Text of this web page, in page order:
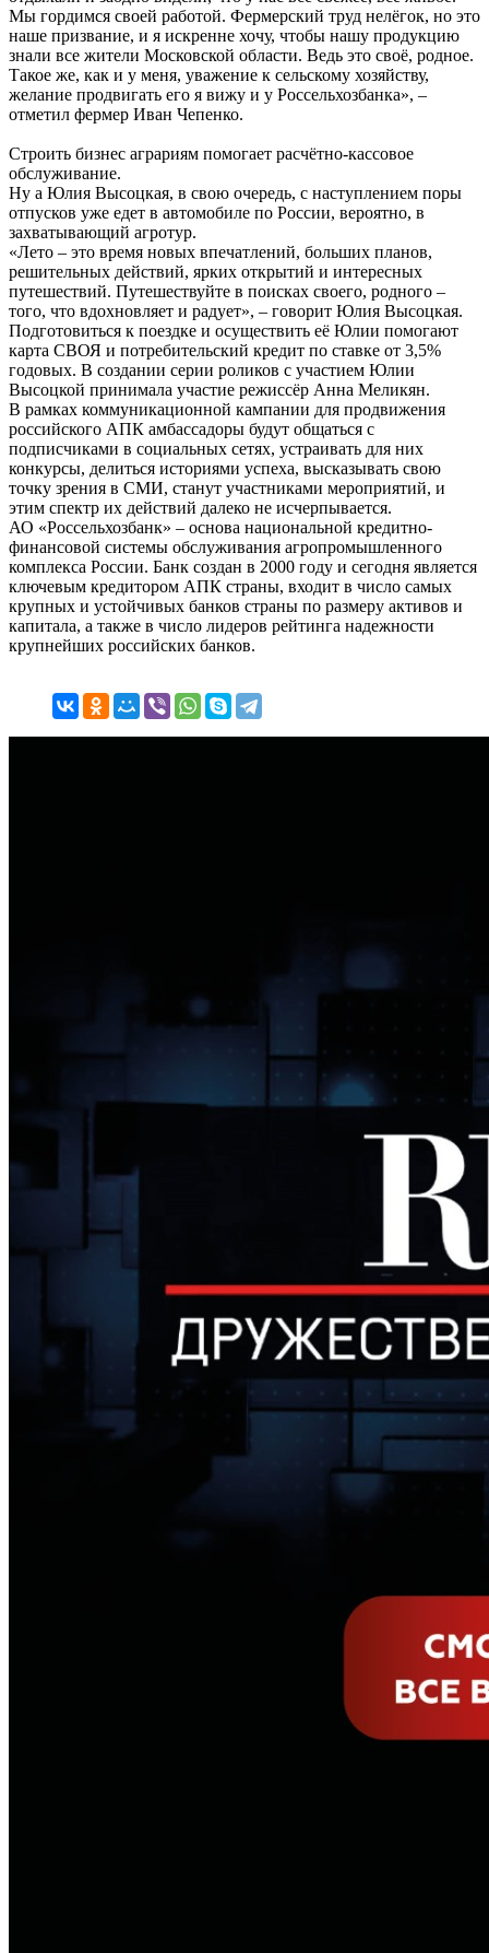
Мы гордимся своей работой. Фермерский труд нелёгок, но это
наше призвание, и я искренне хочу, чтобы нашу продукцию
знали все жители Московской области. Ведь это своё, родное.
Такое же, как и у меня, уважение к сельскому хозяйству,
желание продвигать его я вижу и у Россельхозбанка», –
отметил фермер Иван Чепенко.
Строить бизнес аграриям помогает расчётно-кассовое
обслуживание.
Ну а Юлия Высоцкая, в свою очередь, с наступлением поры
отпусков уже едет в автомобиле по России, вероятно, в
захватывающий агротур.
«Лето – это время новых впечатлений, больших планов,
решительных действий, ярких открытий и интересных
путешествий. Путешествуйте в поисках своего, родного –
того, что вдохновляет и радует», – говорит Юлия Высоцкая.
Подготовиться к поездке и осуществить её Юлии помогают
карта СВОЯ и потребительский кредит по ставке от 3,5%
годовых. В создании серии роликов с участием Юлии
Высоцкой принимала участие режиссёр Анна Меликян.
В рамках коммуникационной кампании для продвижения
российского АПК амбассадоры будут общаться с
подписчиками в социальных сетях, устраивать для них
конкурсы, делиться историями успеха, высказывать свою
точку зрения в СМИ, станут участниками мероприятий, и
этим спектр их действий далеко не исчерпывается.
АО «Россельхозбанк» – основа национальной кредитно-
финансовой системы обслуживания агропромышленного
комплекса России. Банк создан в 2000 году и сегодня является
ключевым кредитором АПК страны, входит в число самых
крупных и устойчивых банков страны по размеру активов и
капитала, а также в число лидеров рейтинга надежности
крупнейших российских банков.